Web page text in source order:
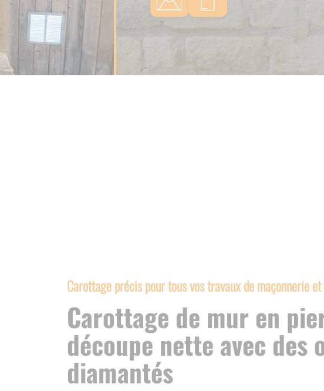
Carottage précis pour tous vos travaux de maçonnerie
Carottage de mur en
découpe nette avec des
diamantés